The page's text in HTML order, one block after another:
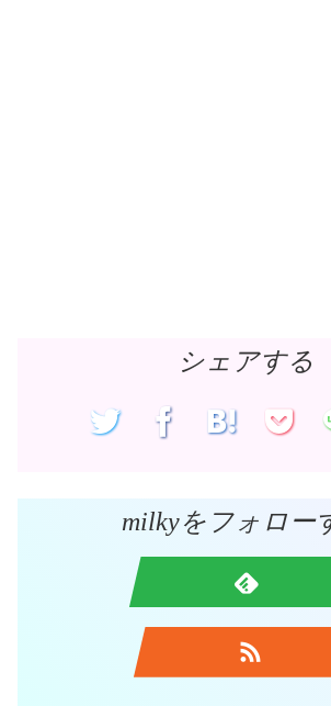
シェアする
milkyをフォロー